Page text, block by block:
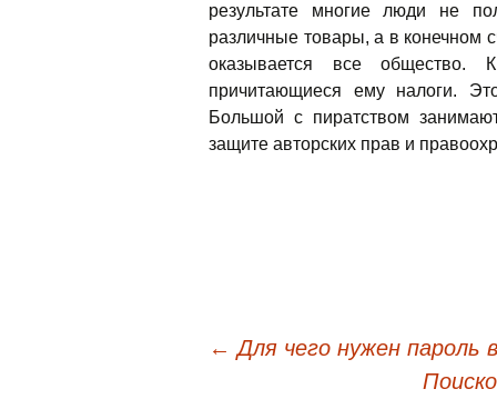
результате многие люди не
различные товары, а в конечном
оказывается все общество.
причитающиеся ему налоги.
Большой с пиратством
защите авторских прав и
← Для чего нужен пароль